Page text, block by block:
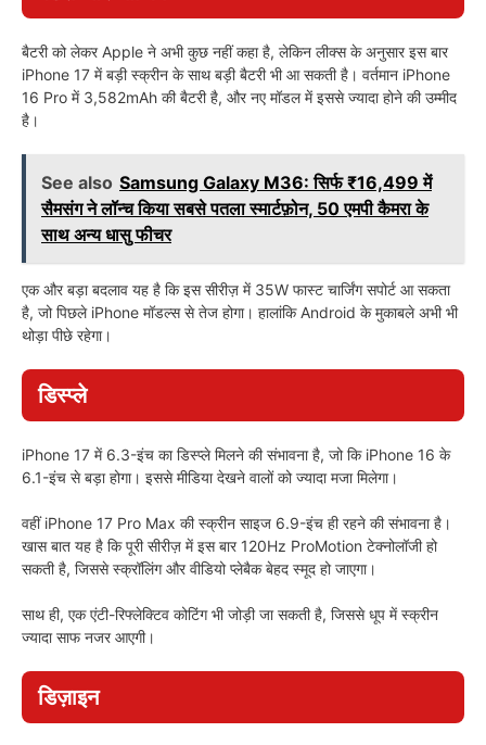
बैटरी को लेकर Apple ने अभी कुछ नहीं कहा है, लेकिन लीक्स के अनुसार इस बार
iPhone 17 में बड़ी स्क्रीन के साथ बड़ी बैटरी भी आ सकती है। वर्तमान iPhone
16 Pro में 3,582mAh की बैटरी है, और नए मॉडल में इससे ज्यादा होने की उम्मीद
है।
See also Samsung Galaxy M36: सिर्फ ₹16,499 में
सैमसंग ने लॉन्च किया सबसे पतला स्मार्टफ़ोन, 50 एमपी कैमरा के
साथ अन्य धासु फीचर
एक और बड़ा बदलाव यह है कि इस सीरीज़ में 35W फास्ट चार्जिंग सपोर्ट आ सकता
है, जो पिछले iPhone मॉडल्स से तेज होगा। हालांकि Android के मुकाबले अभी भी
थोड़ा पीछे रहेगा।
डिस्प्ले
iPhone 17 में 6.3-इंच का डिस्प्ले मिलने की संभावना है, जो कि iPhone 16 के
6.1-इंच से बड़ा होगा। इससे मीडिया देखने वालों को ज्यादा मजा मिलेगा।
वहीं iPhone 17 Pro Max की स्क्रीन साइज 6.9-इंच ही रहने की संभावना है।
खास बात यह है कि पूरी सीरीज़ में इस बार 120Hz ProMotion टेक्नोलॉजी हो
सकती है, जिससे स्क्रॉलिंग और वीडियो प्लेबैक बेहद स्मूद हो जाएगा।
साथ ही, एक एंटी-रिफ्लेक्टिव कोटिंग भी जोड़ी जा सकती है, जिससे धूप में स्क्रीन
ज्यादा साफ नजर आएगी।
डिज़ाइन